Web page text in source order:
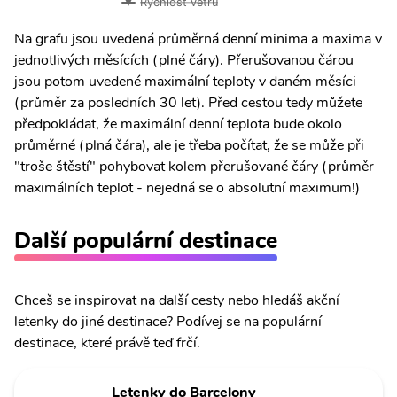
Na grafu jsou uvedená průměrná denní minima a maxima v
jednotlivých měsících (plné čáry). Přerušovanou čárou
jsou potom uvedené maximální teploty v daném měsíci
(průměr za posledních 30 let). Před cestou tedy můžete
předpokládat, že maximální denní teplota bude okolo
průměrné (plná čára), ale je třeba počítat, že se může při
"troše štěstí" pohybovat kolem přerušované čáry (průměr
maximálních teplot - nejedná se o absolutní maximum!)
Další populární destinace
Chceš se inspirovat na další cesty nebo hledáš akční
letenky do jiné destinace? Podívej se na populární
destinace, které právě teď frčí.
Letenky do Barcelony